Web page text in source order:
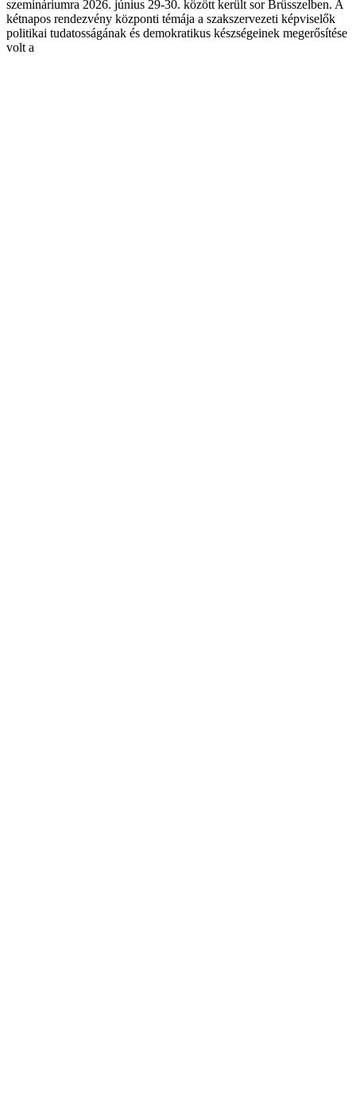
szemináriumra 2026. június 29-30. között került sor Brüsszelben. A
kétnapos rendezvény központi témája a szakszervezeti képviselők
politikai tudatosságának és demokratikus készségeinek megerősítése
volt a